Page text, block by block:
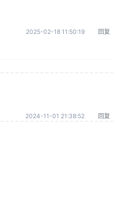
2025-02-18 11:50:19 回复
2024-11-01 21:38:52 回复